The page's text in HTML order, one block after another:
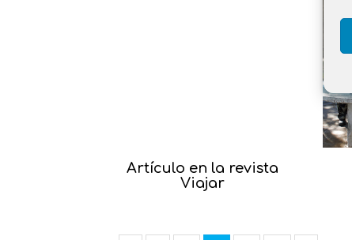
Artículo en la revista
Viajar